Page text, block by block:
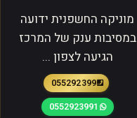
מוניקה החשפנית ידועה
במסיבות ענק של המרכז
הגיעה לצפון ...
0552923991
0552923991